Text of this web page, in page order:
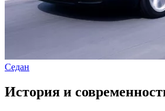
Седан
История и